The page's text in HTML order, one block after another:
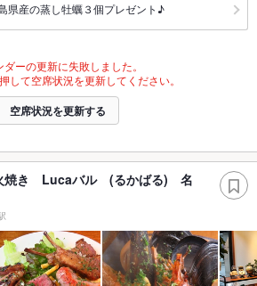
県産の蒸し牡蠣３個プレゼント♪
ダーの更新に失敗しました。
して空席状況を更新してください。
空席状況を更新する
焼き Lucaバル (るかばる) 名